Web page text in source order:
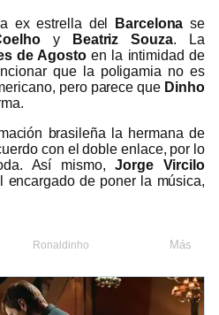
ex estrella del Barcelonase
y Beatriz Souza. La
de Agostoen la intimidad de
que la poligamia no es
pero parece que Dinho
brasileña la hermana de
con el doble enlace, por lo
Así mismo, Jorge Vircilo
encargado de poner la música,
Más
Ronaldinho